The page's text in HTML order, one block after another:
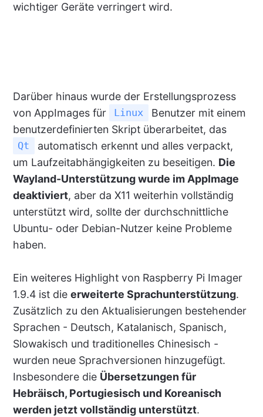
wichtiger Geräte verringert wird.
Darüber hinaus wurde der Erstellungsprozess
von AppImages für
Linux
Benutzer mit einem
benutzerdefinierten Skript überarbeitet, das
Qt
automatisch erkennt und alles verpackt,
um Laufzeitabhängigkeiten zu beseitigen. Die
Wayland-Unterstützung wurde im AppImage
deaktiviert, aber da X11 weiterhin vollständig
unterstützt wird, sollte der durchschnittliche
Ubuntu- oder Debian-Nutzer keine Probleme
haben.
Ein weiteres Highlight von Raspberry Pi Imager
1.9.4 ist die erweiterte Sprachunterstützung.
Zusätzlich zu den Aktualisierungen bestehender
Sprachen - Deutsch, Katalanisch, Spanisch,
Slowakisch und traditionelles Chinesisch -
wurden neue Sprachversionen hinzugefügt.
Insbesondere die Übersetzungen für
Hebräisch, Portugiesisch und Koreanisch
werden jetzt vollständig unterstützt.